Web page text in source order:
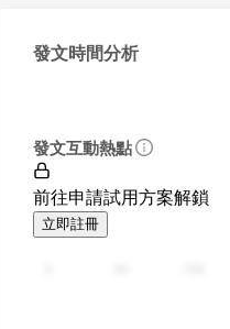
發文時間分析
發文互動熱點
前往申請試用方案解鎖
立即註冊